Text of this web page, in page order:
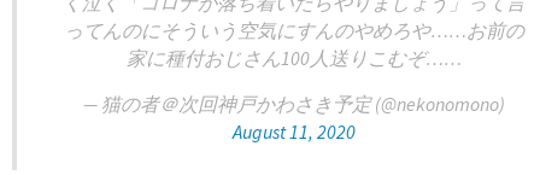
ってんのにそういう空気にすんのやめろや……お前の
家に種付おじさん100人送りこむぞ……
— 猫の者＠次回神戸かわさき予定 (@nekonomono)
August 11, 2020